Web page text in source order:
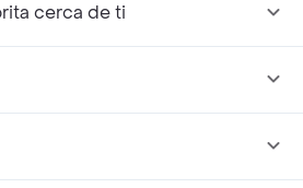
cerca de ti